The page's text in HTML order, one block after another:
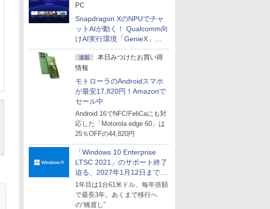
PC
Snapdragon XのNPUでチャ
ットAIが動く！ Qualcomm向
けAI実行環境「GenieX」を
試してみた
連載
本日みつけたお買い得
情報
モトローラのAndroidスマホ
が最安17,820円！Amazonで
セール中
Android 16でNFC/FeliCaにも対
応した「Motorola edge 60」は
25％OFFの44,820円
「Windows 10 Enterprise
LTSC 2021」のサポート終了
迫る、2027年1月12日まで
～ESUは9月1日から販売
1年目は1台61米ドル、毎年倍額
で最長3年。あくまで移行へ
の“橋渡し”